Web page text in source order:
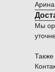
Мы
Также